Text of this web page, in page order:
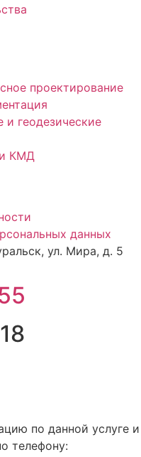
проектирование
и геодезические
и КМД
данных
ул. Мира, д. 5
по данной услуге и
телефону: